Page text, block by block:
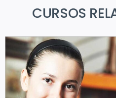
CURSOS